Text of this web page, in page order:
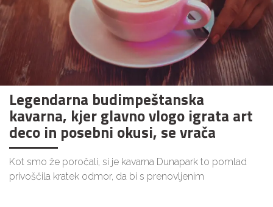
Legendarna budimpeštanska
kavarna, kjer glavno vlogo igrata art
deco in posebni okusi, se vrača
Kot smo že poročali, si je kavarna Dunapark to pomlad
privoščila kratek odmor, da bi s prenovljenim